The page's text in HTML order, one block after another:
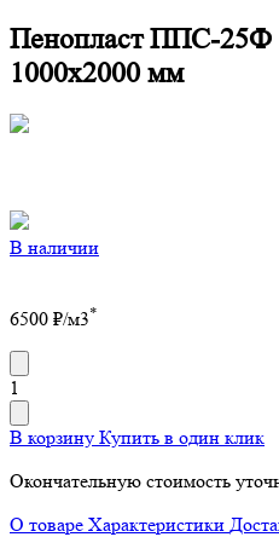
Пенопласт ППС-
1000х2000 мм
В наличии
6500 ₽/м3*
1
В корзину Купить в один клик
Окончательную стоимость
О товаре Характеристики